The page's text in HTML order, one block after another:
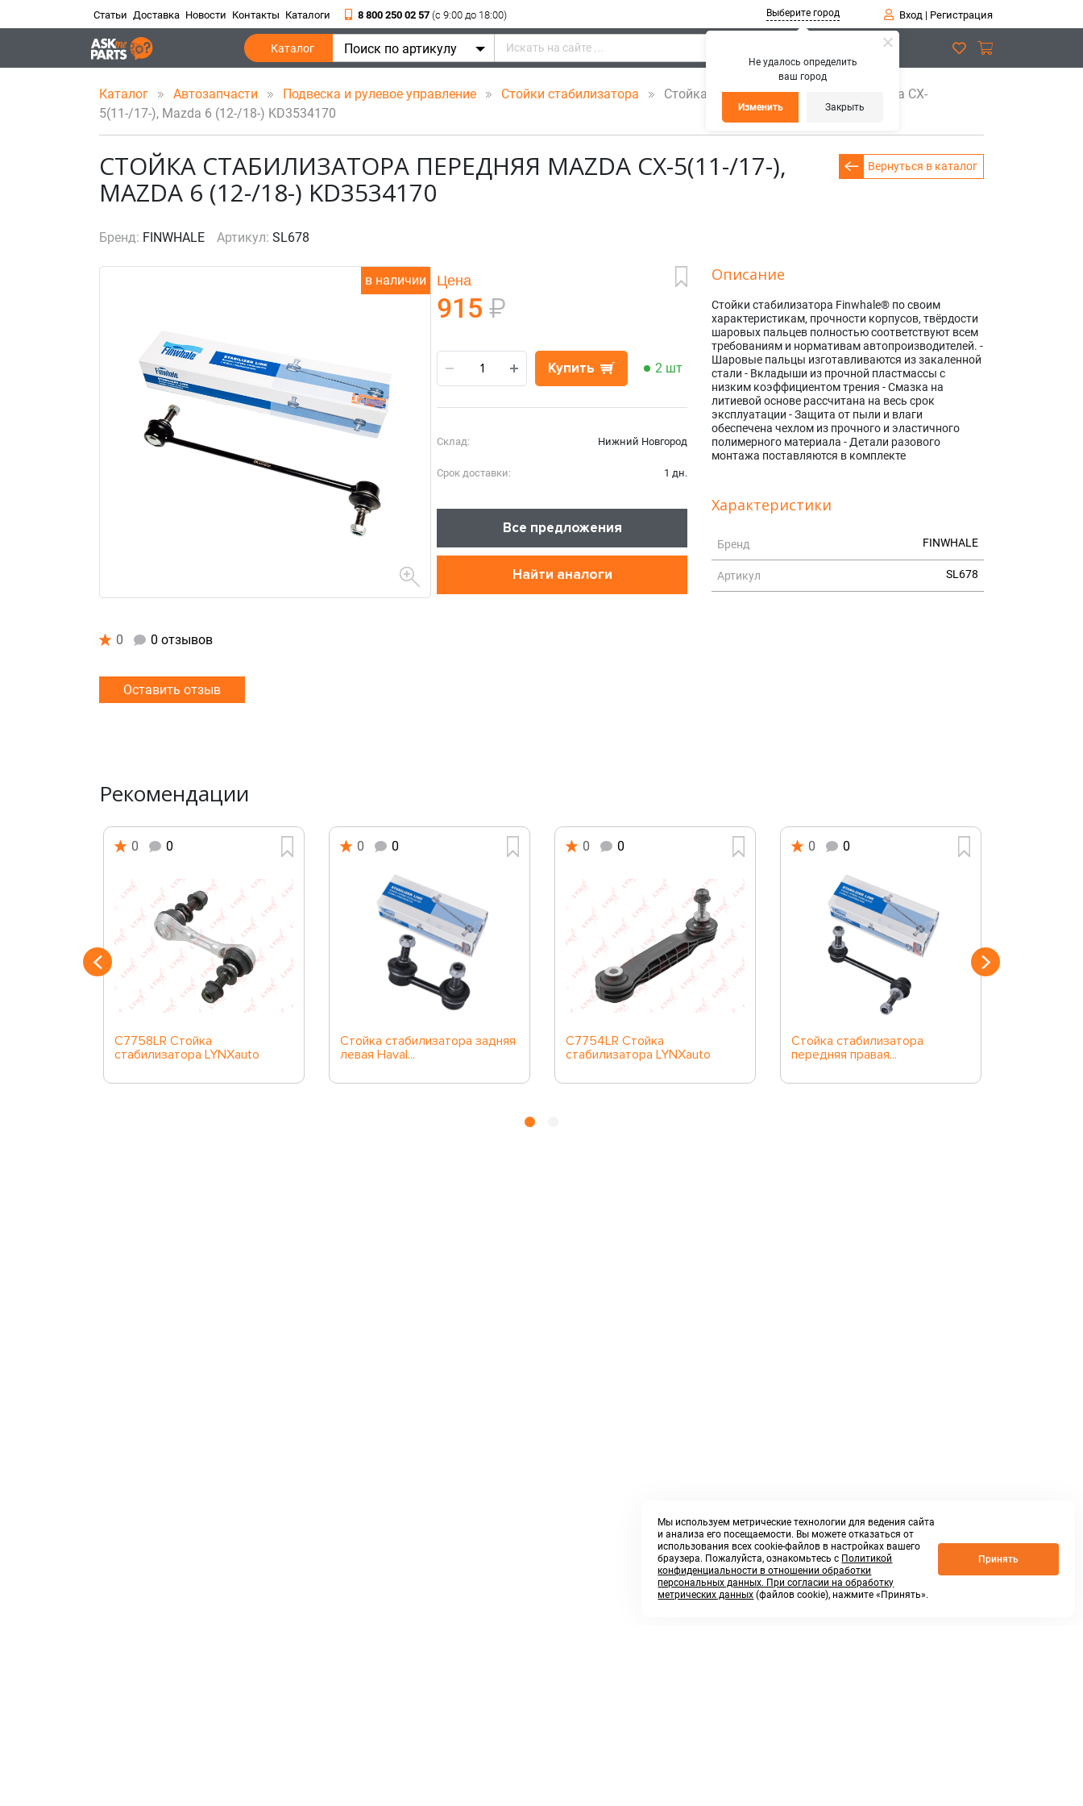
Не удалось определить
ваш город
Изменить Закрыть
Статьи Доставка Новости Контакты Каталоги 8 800 250 02 57 (c 9:00 до 18:00) Выберите город Вход| Регистрация
Каталог Поиск по артикулу
Каталог Автозапчасти Подвеска и рулевое управление Стойки стабилизатора
Стойка стабилизатора передняя Mazda CX-
5(11-/17-), Mazda 6 (12-/18-) KD3534170
Вернуться в каталог
СТОЙКА СТАБИЛИЗАТОРА ПЕРЕДНЯЯ MAZDA CX-5(11-/17-),
MAZDA 6 (12-/18-) KD3534170
Бренд: FINWHALE Артикул: SL678
в наличии Цена
915 ₽
Купить 2 шт
Склад: Нижний Новгород
Срок доставки: 1 дн.
Все предложения
Найти аналоги
Описание
Стойки стабилизатора Finwhale® по своим
характеристикам, прочности корпусов, твёрдости
шаровых пальцев полностью соответствуют всем
требованиям и нормативам автопроизводителей. -
Шаровые пальцы изготавливаются из закаленной
стали - Вкладыши из прочной пластмассы с
низким коэффициентом трения - Смазка на
литиевой основе рассчитана на весь срок
эксплуатации - Защита от пыли и влаги
обеспечена чехлом из прочного и эластичного
полимерного материала - Детали разового
монтажа поставляются в комплекте
Характеристики
Бренд FINWHALE
Артикул SL678
0 0 отзывов
Оставить отзыв
Рекомендации
0 0
C7758LR Стойка
стабилизатора LYNXauto
0 0
Стойка стабилизатора задняя
левая Haval...
0 0
C7754LR Стойка
стабилизатора LYNXauto
0 0
Стойка стабилизатора
передняя правая...
Мы используем метрические технологии для ведения сайта
и анализа его посещаемости. Вы можете отказаться от
использования всех cookie-файлов в настройках вашего
браузера. Пожалуйста, ознакомьтесь с Политикой
конфиденциальности в отношении обработки
персональных данных. При согласии на обработку
метрических данных (файлов cookie), нажмите «Принять».
Принять